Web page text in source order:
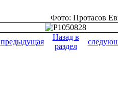
Фото: Протасов
предыдущая
Назад в
раздел